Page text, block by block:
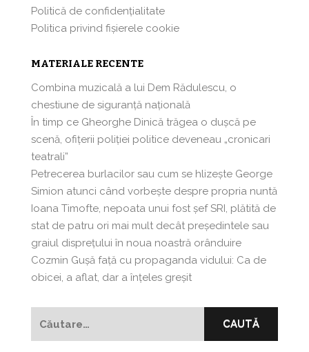
Politică de confidențialitate
Politica privind fișierele cookie
MATERIALE RECENTE
Combina muzicală a lui Dem Rădulescu, o
chestiune de siguranță națională
În timp ce Gheorghe Dinică trăgea o dușcă pe
scenă, ofițerii poliției politice deveneau „cronicari
teatrali”
Petrecerea burlacilor sau cum se hlizeşte George
Simion atunci când vorbeşte despre propria nuntă
Ioana Timofte, nepoata unui fost şef SRI, plătită de
stat de patru ori mai mult decât preşedintele sau
graiul disprețului în noua noastră orânduire
Cozmin Guşă faţă cu propaganda vidului: Ca de
obicei, a aflat, dar a înțeles greșit